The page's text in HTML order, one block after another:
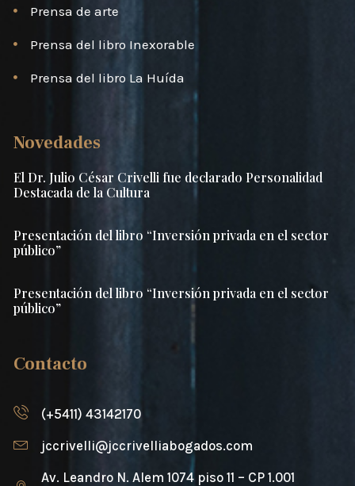
Prensa de arte
Prensa del libro Inexorable
Prensa del libro La Huída
Novedades
El Dr. Julio César Crivelli fue declarado Personalidad
Destacada de la Cultura
Presentación del libro “Inversión privada en el sector
público”
Presentación del libro “Inversión privada en el sector
público”
Contacto
(+5411) 43142170
jccrivelli@jccrivelliabogados.com
Av. Leandro N. Alem 1074 piso 11 – CP 1.001